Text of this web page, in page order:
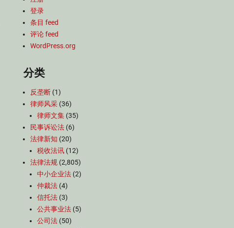
登录
条目 feed
评论 feed
WordPress.org
分类
反垄断 (1)
律师风采 (36)
律师文集 (35)
民事诉讼法 (6)
法律新知 (20)
税收法讯 (12)
法律法规 (2,805)
中小企业法 (2)
仲裁法 (4)
信托法 (3)
公共事业法 (5)
公司法 (50)